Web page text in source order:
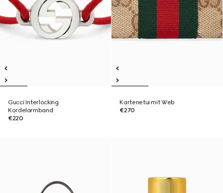
Gucci Interlocking
Kordelarmband
€220
Kartenetui mit Web
€270